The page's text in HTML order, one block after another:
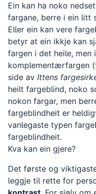
Ein kan ha noko
fargane, berre i ein litt
Eller ein kan vere
betyr at ein ikkje kan
fargen i det heile, men
komplementærfargen
side av Ittens
heilt fargeblind, noko
nokon fargar, men
fargeblindheit er
vanlegaste typen
fargeblindheit.
Kva kan ein gjere?
Det første og
leggje til rette for